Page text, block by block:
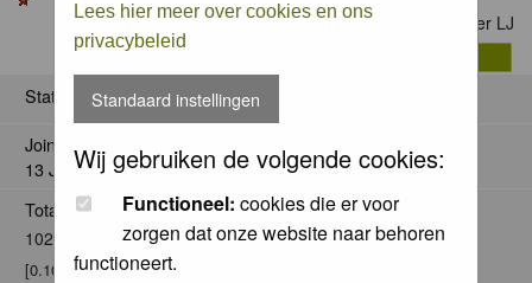
Lees hier meer over cookies en ons
privacybeleid
Standaard instellingen
Wij gebruiken de volgende cookies:
Functioneel: cookies die er voor
zorgen dat onze website naar behoren
functioneert.
Contact Pieter LJ
Status
Joined:
13 Jan 2013
Total posts:
102
[0.10% of total / 0.02 posts per day]